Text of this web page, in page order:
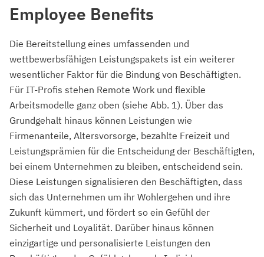
Employee Benefits
Die Bereitstellung eines umfassenden und
wettbewerbsfähigen Leistungspakets ist ein weiterer
wesentlicher Faktor für die Bindung von Beschäftigten.
Für IT-Profis stehen Remote Work und flexible
Arbeitsmodelle ganz oben (siehe Abb. 1). Über das
Grundgehalt hinaus können Leistungen wie
Firmenanteile, Altersvorsorge, bezahlte Freizeit und
Leistungsprämien für die Entscheidung der Beschäftigten,
bei einem Unternehmen zu bleiben, entscheidend sein.
Diese Leistungen signalisieren den Beschäftigten, dass
sich das Unternehmen um ihr Wohlergehen und ihre
Zukunft kümmert, und fördert so ein Gefühl der
Sicherheit und Loyalität. Darüber hinaus können
einzigartige und personalisierte Leistungen den